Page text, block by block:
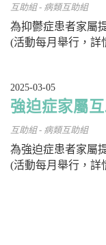
互助組 - 病類互助組
為抑鬱症患者家屬
(活動每月舉行，詳
2025-03-05
強迫症家屬
互助組 - 病類互助組
為強迫症患者家屬
(活動每月舉行，詳